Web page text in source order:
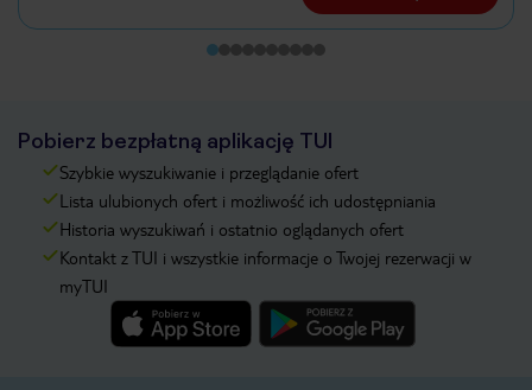
Pobierz bezpłatną aplikację TUI
Szybkie wyszukiwanie i przeglądanie ofert
Lista ulubionych ofert i możliwość ich udostępniania
Historia wyszukiwań i ostatnio oglądanych ofert
Kontakt z TUI i wszystkie informacje o Twojej rezerwacji w
myTUI